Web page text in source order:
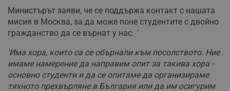
Министърът заяви, че се поддържа контакт с нашата
мисия в Москва, за да може поне студентите с двойно
гражданство да се върнат у нас.
'Има хора, които са се обърнали към посолството. Ние
имаме намерение да направим опит за такива хора -
основно студенти и да се опитаме да организираме
тяхното прехвърляне в България или да им осигурим